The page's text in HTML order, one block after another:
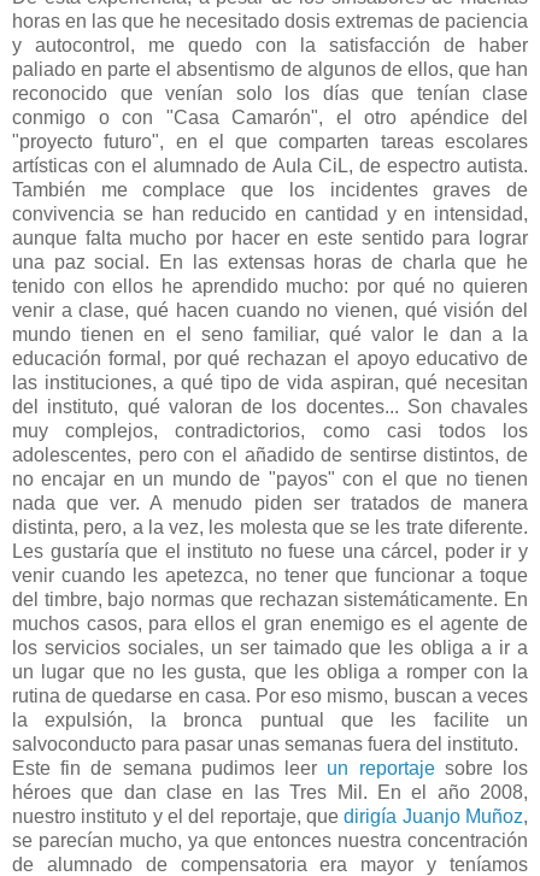
horas en las que he necesitado dosis extremas de paciencia
y autocontrol, me quedo con la satisfacción de haber
paliado en parte el absentismo de algunos de ellos, que han
reconocido que venían solo los días que tenían clase
conmigo o con "Casa Camarón", el otro apéndice del
"proyecto futuro", en el que comparten tareas escolares
artísticas con el alumnado de Aula CiL, de espectro autista.
También me complace que los incidentes graves de
convivencia se han reducido en cantidad y en intensidad,
aunque falta mucho por hacer en este sentido para lograr
una paz social. En las extensas horas de charla que he
tenido con ellos he aprendido mucho: por qué no quieren
venir a clase, qué hacen cuando no vienen, qué visión del
mundo tienen en el seno familiar, qué valor le dan a la
educación formal, por qué rechazan el apoyo educativo de
las instituciones, a qué tipo de vida aspiran, qué necesitan
del instituto, qué valoran de los docentes... Son chavales
muy complejos, contradictorios, como casi todos los
adolescentes, pero con el añadido de sentirse distintos, de
no encajar en un mundo de "payos" con el que no tienen
nada que ver. A menudo piden ser tratados de manera
distinta, pero, a la vez, les molesta que se les trate diferente.
Les gustaría que el instituto no fuese una cárcel, poder ir y
venir cuando les apetezca, no tener que funcionar a toque
del timbre, bajo normas que rechazan sistemáticamente. En
muchos casos, para ellos el gran enemigo es el agente de
los servicios sociales, un ser taimado que les obliga a ir a
un lugar que no les gusta, que les obliga a romper con la
rutina de quedarse en casa. Por eso mismo, buscan a veces
la expulsión, la bronca puntual que les facilite un
salvoconducto para pasar unas semanas fuera del instituto.
Este fin de semana pudimos leer un reportajesobre los
héroes que dan clase en las Tres Mil. En el año 2008,
nuestro instituto y el del reportaje, quedirigía Juanjo Muñoz,
se parecían mucho, ya que entonces nuestra concentración
de alumnado de compensatoria era mayor y teníamos